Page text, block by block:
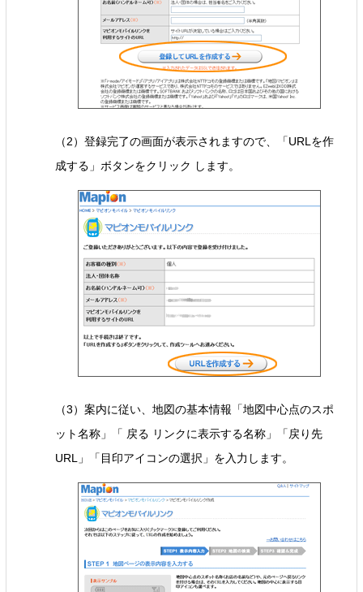
（2）登録完了の画面が表示されますので、「URLを作
成する」ボタンをクリック します。
（3）案内に従い、地図の基本情報「地図中心点のスポ
ット名称」「 戻る リンクに表示する名称」「戻り先
URL」「目印アイコンの選択」を入力します。